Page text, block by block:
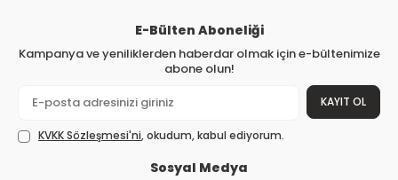
E-Bülten Aboneliği
Kampanya ve yeniliklerden haberdar olmak için e-bültenimize
abone olun!
KAYIT OL
KVKK Sözleşmesi'ni, okudum, kabul ediyorum.
Sosyal Medya